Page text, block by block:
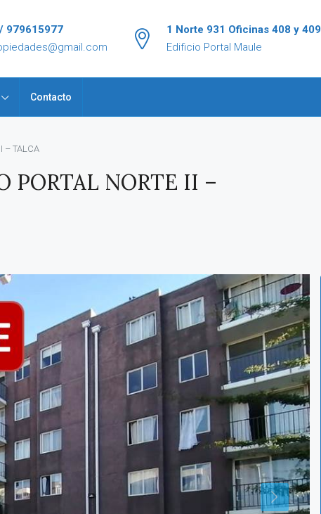
979615977
1 Norte 931 Oficinas 408 y 409
Edificio Portal Maule
Contacto
– TALCA
PORTAL NORTE II –